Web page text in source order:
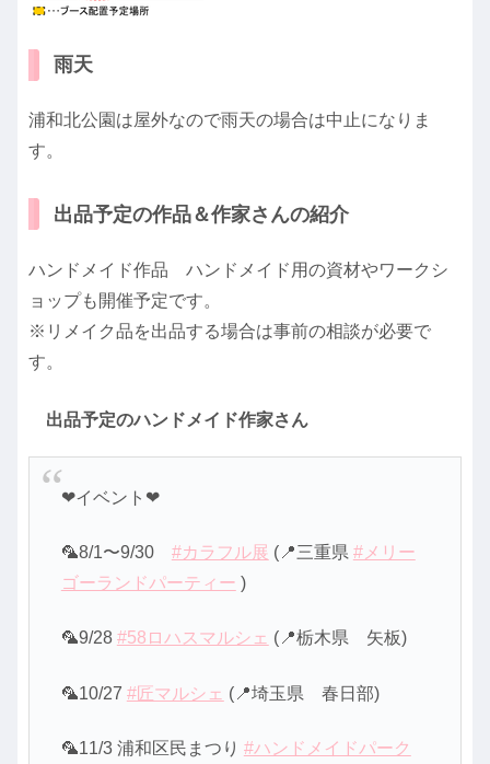
雨天
浦和北公園は屋外なので雨天の場合は中止になりま
す。
出品予定の作品＆作家さんの紹介
ハンドメイド作品 ハンドメイド用の資材やワークシ
ョップも開催予定です。
※リメイク品を出品する場合は事前の相談が必要で
す。
出品予定のハンドメイド作家さん
❤イベント❤
🦜8/1〜9/30 #カラフル展 (📍三重県 #メリー
ゴーランドパーティー )
🦜9/28 #58ロハスマルシェ (📍栃木県 矢板)
🦜10/27 #匠マルシェ (📍埼玉県 春日部)
🦜11/3 浦和区民まつり #ハンドメイドパーク